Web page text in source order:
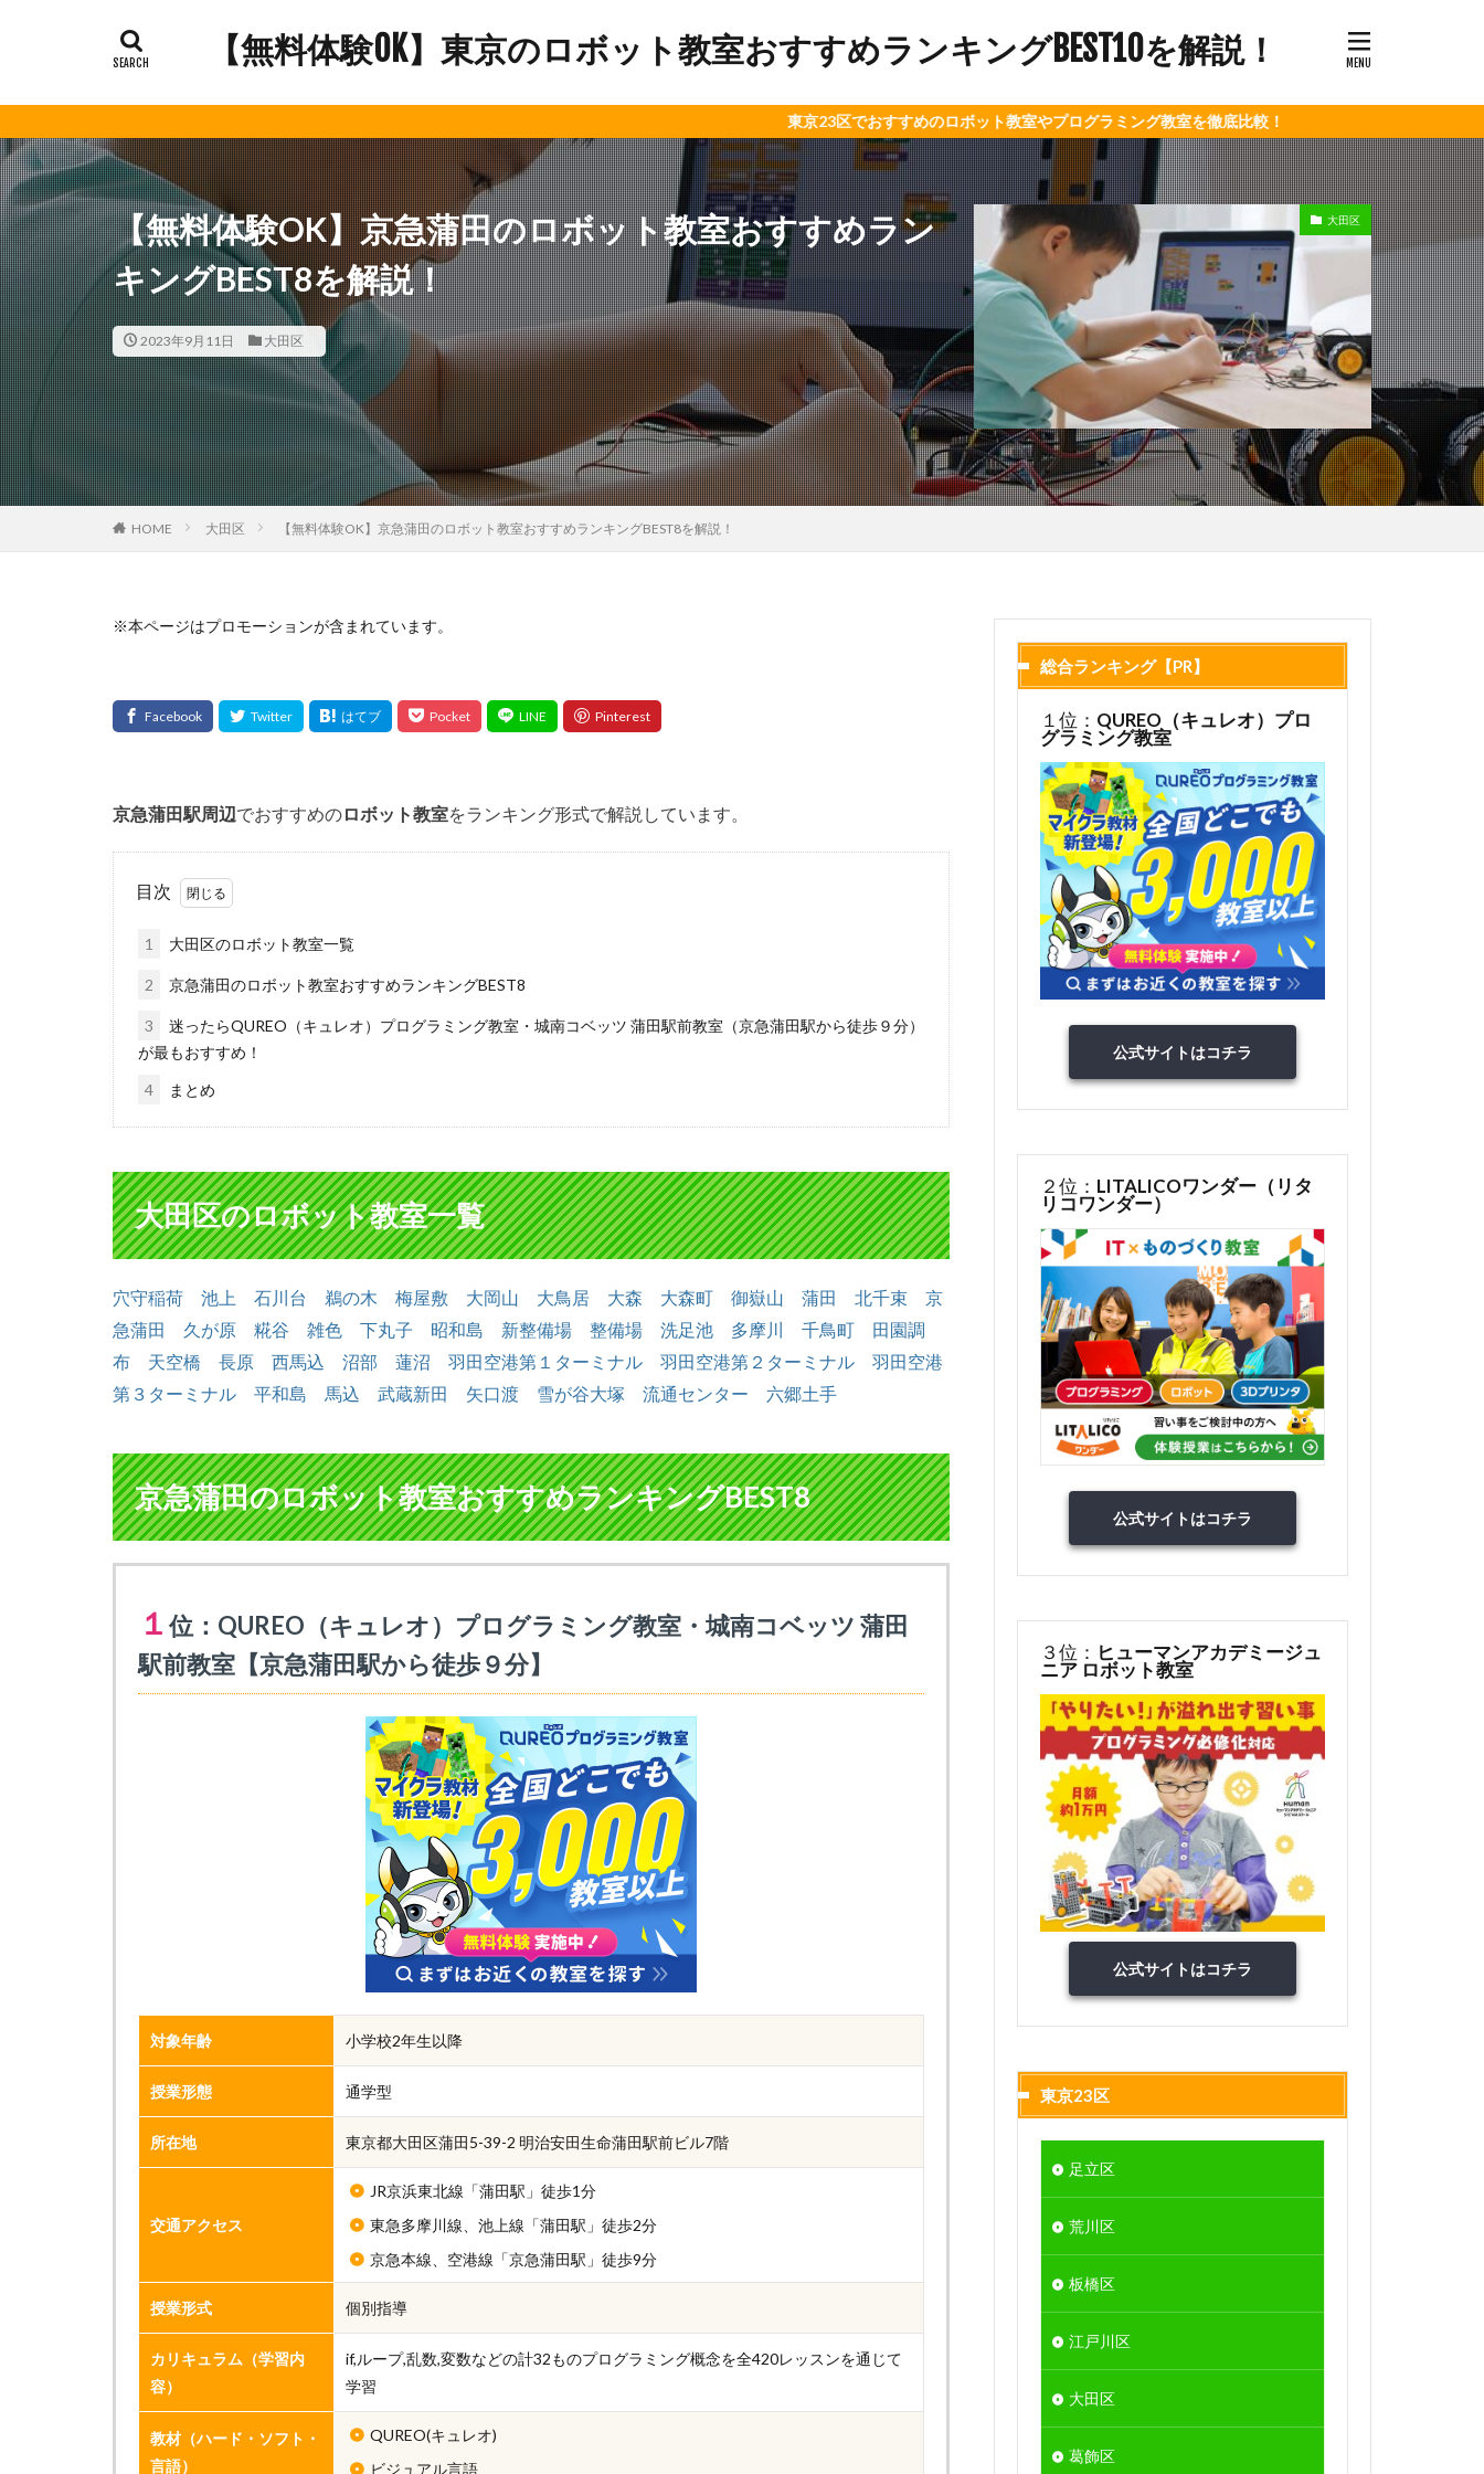
【無料体験OK】東京のロボット教室おすすめランキングBEST10を解説！
東京23区でおすすめのロボット教室やプログラミング教室を徹底比較！
【無料体験OK】京急蒲田のロボット教室おすすめラン
キングBEST8を解説！
2023年9月11日 大田区
大田区
HOME 大田区 【無料体験OK】京急蒲田のロボット教室おすすめランキングBEST8を解説！
※本ページはプロモーションが含まれています。
京急蒲田駅周辺でおすすめのロボット教室をランキング形式で解説しています。
目次
1 大田区のロボット教室一覧
2 京急蒲田のロボット教室おすすめランキングBEST8
3
迷ったらQUREO（キュレオ）プログラミング教室・城南コベッツ 蒲田駅前教室（京急蒲田駅から徒歩９分）
が最もおすすめ！
4
まとめ
大田区のロボット教室一覧
穴守稲荷 池上 石川台 鵜の木 梅屋敷 大岡山 大鳥居 大森 大森町 御嶽山 蒲田 北千束
京
急蒲田
久が原 糀谷 雑色 下丸子 昭和島 新整備場 整備場 洗足池 多摩川 千鳥町
田園調
布
天空橋 長原 西馬込 沼部 蓮沼 羽田空港第１ターミナル 羽田空港第２ターミナル
羽田空港
第３ターミナル
平和島 馬込 武蔵新田 矢口渡 雪が谷大塚 流通センター 六郷土手
京急蒲田のロボット教室おすすめランキングBEST8
１ 位：QUREO（キュレオ）プログラミング教室・城南コベッツ 蒲田
駅前教室【京急蒲田駅から徒歩９分】
対象年齢 小学校2年生以降
授業形態 通学型
所在地 東京都大田区蒲田5-39-2 明治安田生命蒲田駅前ビル7階
交通アクセス
JR京浜東北線「蒲田駅」徒歩1分
東急多摩川線、池上線「蒲田駅」徒歩2分
京急本線、空港線「京急蒲田駅」徒歩9分
授業形式 個別指導
カリキュラム（学習内
容）
if,ループ,乱数,変数などの計32ものプログラミング概念を全420レッスンを通じて
学習
教材（ハード・ソフト・
言語）
QUREO(キュレオ)
ビジュアル言語
総合ランキング【PR】
１位： QUREO（キュレオ）プロ
グラミング教室
公式サイトはコチラ
２位： LITALICOワンダー（リタ
リコワンダー）
公式サイトはコチラ
３位： ヒューマンアカデミージュ
ニア ロボット教室
公式サイトはコチラ
東京23区
足立区
荒川区
板橋区
江戸川区
大田区
葛飾区